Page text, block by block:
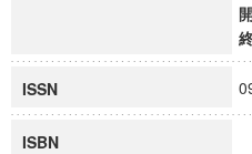
ISSN
ISBN